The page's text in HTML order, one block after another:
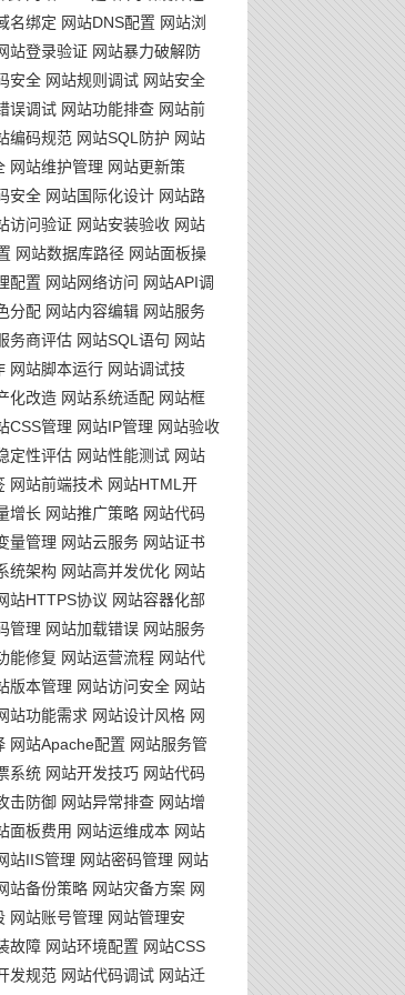
名绑定 网站DNS配置 网站浏
站登录验证 网站暴力破解防
安全 网站规则调试 网站安全
误调试 网站功能排查 网站前
编码规范 网站SQL防护 网站
网站维护管理 网站更新策
安全 网站国际化设计 网站路
访问验证 网站安装验收 网站
网站数据库路径 网站面板操
配置 网站网络访问 网站API调
分配 网站内容编辑 网站服务
务商评估 网站SQL语句 网站
网站脚本运行 网站调试技
化改造 网站系统适配 网站框
CSS管理 网站IP管理 网站验收
定性评估 网站性能测试 网站
网站前端技术 网站HTML开
增长 网站推广策略 网站代码
量管理 网站云服务 网站证书
统架构 网站高并发优化 网站
站HTTPS协议 网站容器化部
管理 网站加载错误 网站服务
能修复 网站运营流程 网站代
版本管理 网站访问安全 网站
站功能需求 网站设计风格 网
网站Apache配置 网站服务管
系统 网站开发技巧 网站代码
击防御 网站异常排查 网站增
面板费用 网站运维成本 网站
站IIS管理 网站密码管理 网站
站备份策略 网站灾备方案 网
网站账号管理 网站管理安
故障 网站环境配置 网站CSS
发规范 网站代码调试 网站迁